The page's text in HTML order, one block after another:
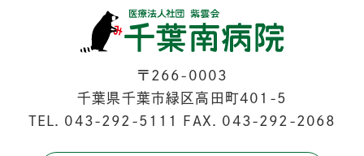
〒266-0003
千葉県千葉市緑区高田町401-5
TEL. 043-292-5111 FAX. 043-292-2068